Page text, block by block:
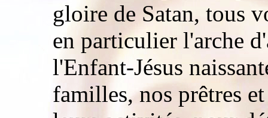
gloire de Satan, tous
en particulier l'arche
l'Enfant-Jésus
familles, nos prêtres